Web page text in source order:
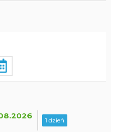
1 dzień